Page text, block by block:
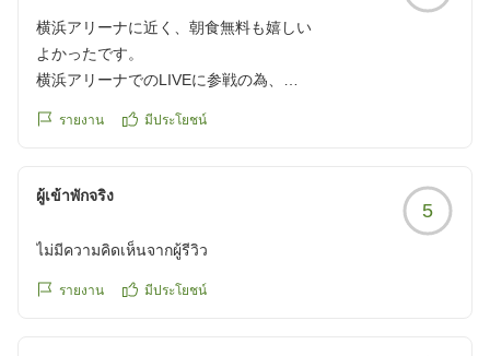
横浜アリーナに近く、朝食無料も嬉しい
よかったです。
横浜アリーナでのLIVEに参戦の為、
徒歩10分かからないくらいで、
掃が行き届いていて、過ごしやすかったですね。
朝の軽食も、ちょうど良く、無料で頂けたのは大変ありがた
また機会があればこちらを利用したいなと思います!ありがと
うございました!
รายงาน มีประโยชน์
ผู้เข้าพักจริง
5
ไม่มีความคิดเห็นจากผู้รีวิว
รายงาน มีประโยชน์